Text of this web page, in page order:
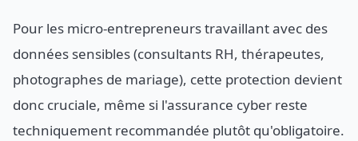
Pour les micro-entrepreneurs travaillant avec des
données sensibles (consultants RH, thérapeutes,
photographes de mariage), cette protection devient
donc cruciale, même si l'assurance cyber reste
techniquement recommandée plutôt qu'obligatoire.